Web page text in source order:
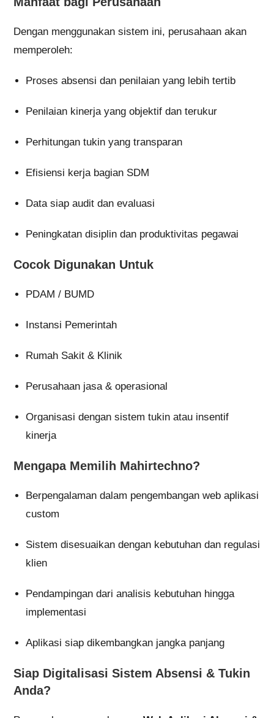
Dengan menggunakan sistem ini, perusahaan akan
memperoleh:
Proses absensi dan penilaian yang lebih tertib
Penilaian kinerja yang objektif dan terukur
Perhitungan tukin yang transparan
Efisiensi kerja bagian SDM
Data siap audit dan evaluasi
Peningkatan disiplin dan produktivitas pegawai
Cocok Digunakan Untuk
PDAM / BUMD
Instansi Pemerintah
Rumah Sakit & Klinik
Perusahaan jasa & operasional
Organisasi dengan sistem tukin atau insentif
kinerja
Mengapa Memilih Mahirtechno?
Berpengalaman dalam pengembangan web aplikasi
custom
Sistem disesuaikan dengan kebutuhan dan regulasi
klien
Pendampingan dari analisis kebutuhan hingga
implementasi
Aplikasi siap dikembangkan jangka panjang
Siap Digitalisasi Sistem Absensi & Tukin
Anda?